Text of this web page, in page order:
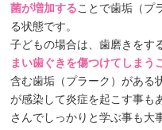
菌が増加することで歯垢（プ
る状態です。
子どもの場合は、歯磨きをす
まい歯ぐきを傷つけてしまう
含む歯垢（プラーク）がある
が感染して炎症を起こす事も
さんでしっかりと学ぶ事も大